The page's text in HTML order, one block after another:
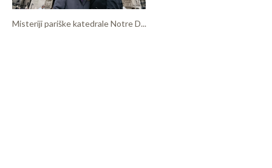
Misteriji pariške katedrale Notre D...